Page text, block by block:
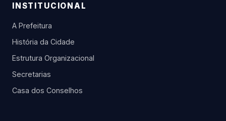
INSTITUCIONAL
A Prefeitura
História da Cidade
Estrutura Organizacional
Secretarias
Casa dos Conselhos